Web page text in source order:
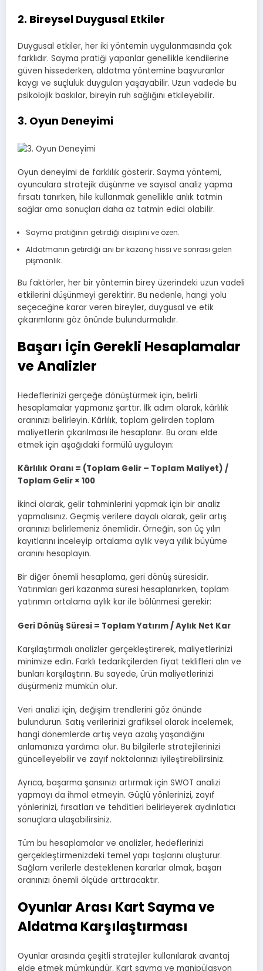
2. Bireysel Duygusal Etkiler
Duygusal etkiler, her iki yöntemin uygulanmasında çok
farklıdır. Sayma pratiği yapanlar genellikle kendilerine
güven hissederken, aldatma yöntemine başvuranlar
kaygı ve suçluluk duyguları yaşayabilir. Uzun vadede bu
psikolojik baskılar, bireyin ruh sağlığını etkileyebilir.
3. Oyun Deneyimi
Oyun deneyimi de farklılık gösterir. Sayma yöntemi,
oyunculara stratejik düşünme ve sayısal analiz yapma
fırsatı tanırken, hile kullanmak genellikle anlık tatmin
sağlar ama sonuçları daha az tatmin edici olabilir.
Sayma pratiğinin getirdiği disiplini ve özen.
Aldatmanın getirdiği ani bir kazanç hissi ve sonrası gelen
pişmanlık.
Bu faktörler, her bir yöntemin birey üzerindeki uzun vadeli
etkilerini düşünmeyi gerektirir. Bu nedenle, hangi yolu
seçeceğine karar veren bireyler, duygusal ve etik
çıkarımlarını göz önünde bulundurmalıdır.
Başarı İçin Gerekli Hesaplamalar
ve Analizler
Hedeflerinizi gerçeğe dönüştürmek için, belirli
hesaplamalar yapmanız şarttır. İlk adım olarak, kârlılık
oranınızı belirleyin. Kârlılık, toplam gelirden toplam
maliyetlerin çıkarılması ile hesaplanır. Bu oranı elde
etmek için aşağıdaki formülü uygulayın:
Kârlılık Oranı = (Toplam Gelir – Toplam Maliyet) /
Toplam Gelir × 100
İkinci olarak, gelir tahminlerini yapmak için bir analiz
yapmalısınız. Geçmiş verilere dayalı olarak, gelir artış
oranınızı belirlemeniz önemlidir. Örneğin, son üç yılın
kayıtlarını inceleyip ortalama aylık veya yıllık büyüme
oranını hesaplayın.
Bir diğer önemli hesaplama, geri dönüş süresidir.
Yatırımları geri kazanma süresi hesaplanırken, toplam
yatırımın ortalama aylık kar ile bölünmesi gerekir:
Geri Dönüş Süresi = Toplam Yatırım / Aylık Net Kar
Karşılaştırmalı analizler gerçekleştirerek, maliyetlerinizi
minimize edin. Farklı tedarikçilerden fiyat teklifleri alın ve
bunları karşılaştırın. Bu sayede, ürün maliyetlerinizi
düşürmeniz mümkün olur.
Veri analizi için, değişim trendlerini göz önünde
bulundurun. Satış verilerinizi grafiksel olarak incelemek,
hangi dönemlerde artış veya azalış yaşandığını
anlamanıza yardımcı olur. Bu bilgilerle stratejilerinizi
güncelleyebilir ve zayıf noktalarınızı iyileştirebilirsiniz.
Ayrıca, başarma şansınızı artırmak için SWOT analizi
yapmayı da ihmal etmeyin. Güçlü yönlerinizi, zayıf
yönlerinizi, fırsatları ve tehditleri belirleyerek aydınlatıcı
sonuçlara ulaşabilirsiniz.
Tüm bu hesaplamalar ve analizler, hedeflerinizi
gerçekleştirmenizdeki temel yapı taşlarını oluşturur.
Sağlam verilerle desteklenen kararlar almak, başarı
oranınızı önemli ölçüde arttıracaktır.
Oyunlar Arası Kart Sayma ve
Aldatma Karşılaştırması
Oyunlar arasında çeşitli stratejiler kullanılarak avantaj
elde etmek mümkündür. Kart sayma ve manipülasyon